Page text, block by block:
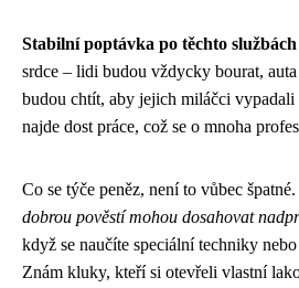
Stabilní poptávka po těchto službách
srdce – lidi budou vždycky bourat,
budou chtít, aby jejich miláčci vypadali
najde dost práce, což se o mnoha
Co se týče peněz, není to vůbec špatné.
dobrou pověstí mohou dosahovat
když se naučíte speciální techniky
Znám kluky, kteří si otevřeli vlastní